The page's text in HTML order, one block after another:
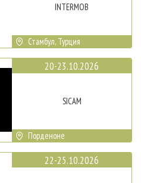
INTERMOB
Стамбул, Турция
20-23.10.2026
SICAM
Порденоне
22-25.10.2026